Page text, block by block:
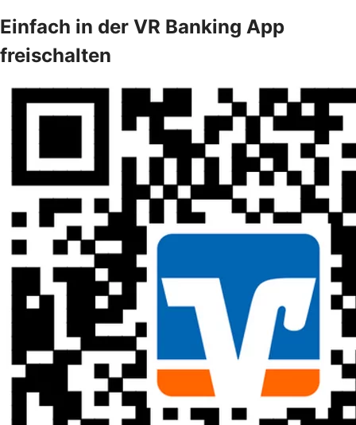
Einfach in der VR Banking App
freischalten